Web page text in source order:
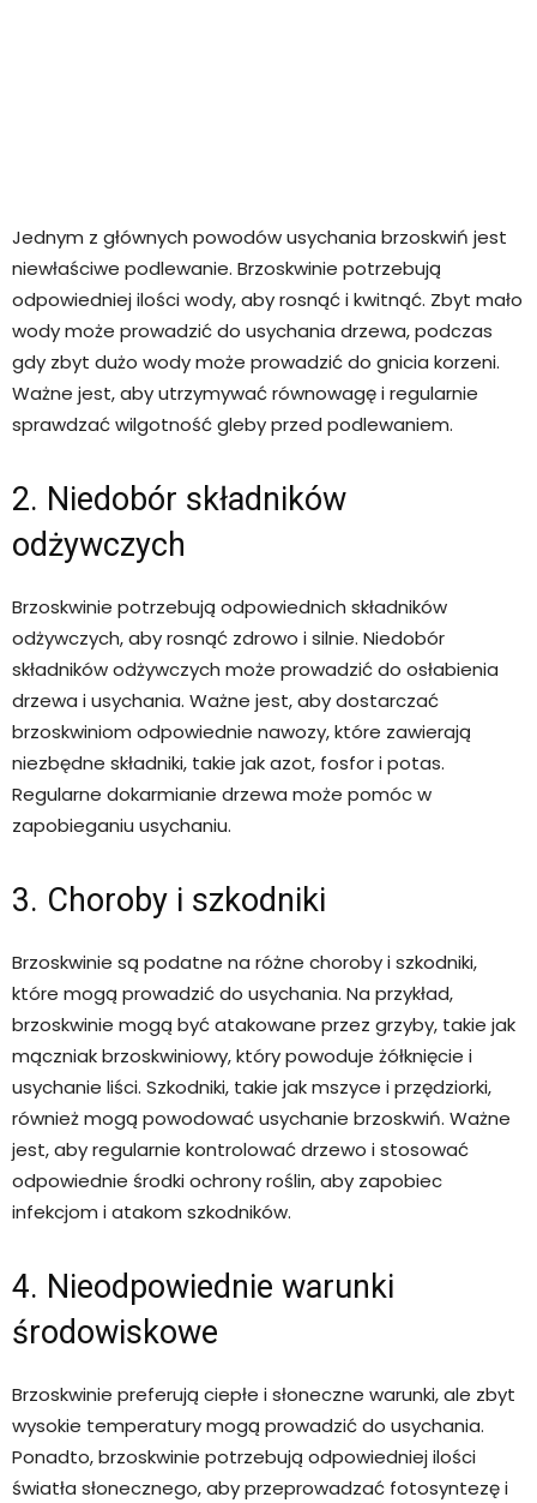
Jednym z głównych powodów usychania brzoskwiń jest
niewłaściwe podlewanie. Brzoskwinie potrzebują
odpowiedniej ilości wody, aby rosnąć i kwitnąć. Zbyt mało
wody może prowadzić do usychania drzewa, podczas
gdy zbyt dużo wody może prowadzić do gnicia korzeni.
Ważne jest, aby utrzymywać równowagę i regularnie
sprawdzać wilgotność gleby przed podlewaniem.
2. Niedobór składników
odżywczych
Brzoskwinie potrzebują odpowiednich składników
odżywczych, aby rosnąć zdrowo i silnie. Niedobór
składników odżywczych może prowadzić do osłabienia
drzewa i usychania. Ważne jest, aby dostarczać
brzoskwiniom odpowiednie nawozy, które zawierają
niezbędne składniki, takie jak azot, fosfor i potas.
Regularne dokarmianie drzewa może pomóc w
zapobieganiu usychaniu.
3. Choroby i szkodniki
Brzoskwinie są podatne na różne choroby i szkodniki,
które mogą prowadzić do usychania. Na przykład,
brzoskwinie mogą być atakowane przez grzyby, takie jak
mączniak brzoskwiniowy, który powoduje żółknięcie i
usychanie liści. Szkodniki, takie jak mszyce i przędziorki,
również mogą powodować usychanie brzoskwiń. Ważne
jest, aby regularnie kontrolować drzewo i stosować
odpowiednie środki ochrony roślin, aby zapobiec
infekcjom i atakom szkodników.
4. Nieodpowiednie warunki
środowiskowe
Brzoskwinie preferują ciepłe i słoneczne warunki, ale zbyt
wysokie temperatury mogą prowadzić do usychania.
Ponadto, brzoskwinie potrzebują odpowiedniej ilości
światła słonecznego, aby przeprowadzać fotosyntezę i